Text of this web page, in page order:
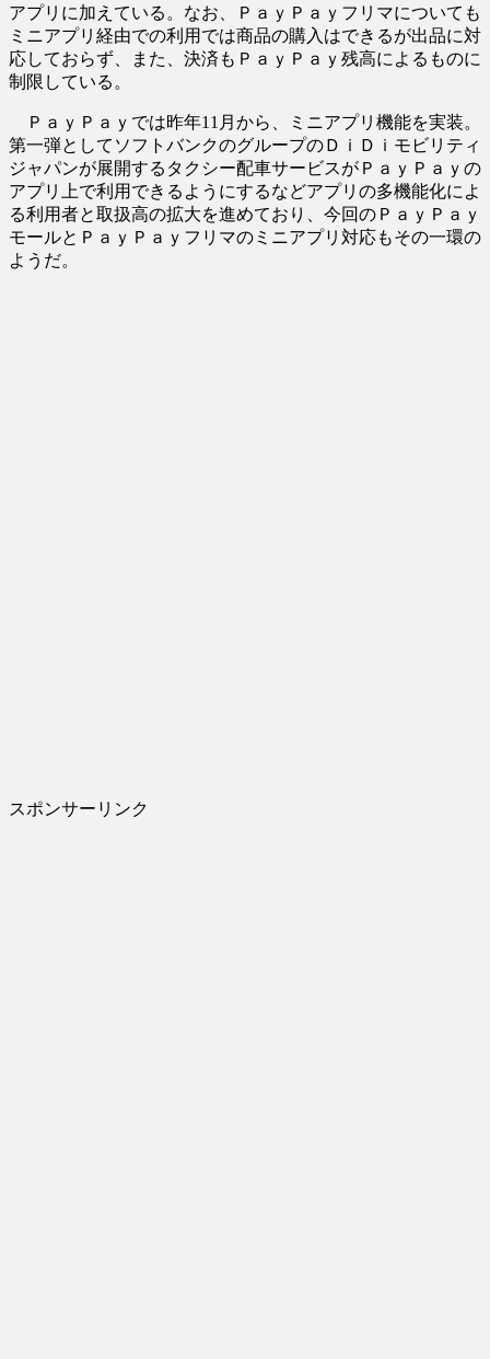
アプリに加えている。なお、ＰａｙＰａｙフリマについても
ミニアプリ経由での利用では商品の購入はできるが出品に対
応しておらず、また、決済もＰａｙＰａｙ残高によるものに
制限している。
ＰａｙＰａｙでは昨年11月から、ミニアプリ機能を実装。
第一弾としてソフトバンクのグループのＤｉＤｉモビリティ
ジャパンが展開するタクシー配車サービスがＰａｙＰａｙの
アプリ上で利用できるようにするなどアプリの多機能化によ
る利用者と取扱高の拡大を進めており、今回のＰａｙＰａｙ
モールとＰａｙＰａｙフリマのミニアプリ対応もその一環の
ようだ。
スポンサーリンク